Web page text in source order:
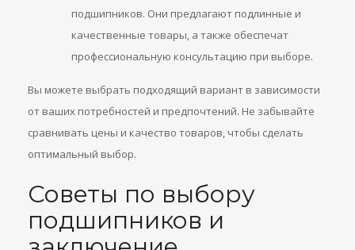
подшипников. Они предлагают подлинные и
качественные товары, а также обеспечат
профессиональную консультацию при выборе.
Вы можете выбрать подходящий вариант в зависимости
от ваших потребностей и предпочтений. Не забывайте
сравнивать цены и качество товаров, чтобы сделать
оптимальный выбор.
Советы по выбору
подшипников и